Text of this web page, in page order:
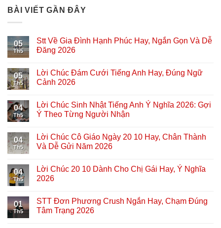
BÀI VIẾT GẦN ĐÂY
05
Th5
Stt Về Gia Đình Hạnh Phúc Hay, Ngắn Gọn Và Dễ
Đăng 2026
05
Th5
Lời Chúc Đám Cưới Tiếng Anh Hay, Đúng Ngữ
Cảnh 2026
04
Th5
Lời Chúc Sinh Nhật Tiếng Anh Ý Nghĩa 2026: Gợi
Ý Theo Từng Người Nhận
04
Th5
Lời Chúc Cô Giáo Ngày 20 10 Hay, Chân Thành
Và Dễ Gửi Năm 2026
04
Th5
Lời Chúc 20 10 Dành Cho Chị Gái Hay, Ý Nghĩa
2026
01
Th5
STT Đơn Phương Crush Ngắn Hay, Chạm Đúng
Tâm Trạng 2026